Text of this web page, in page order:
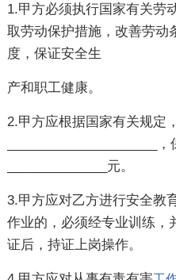
1.甲方必须执行国家有关劳
取劳动保护措施，改善劳动
度，保证安全生
产和职工健康。
2.甲方应根据国家有关规定
_____________________，
______________元。
3.甲方应对乙方进行安全教
作业的，必须经专业训练，
证后，持证上岗操作。